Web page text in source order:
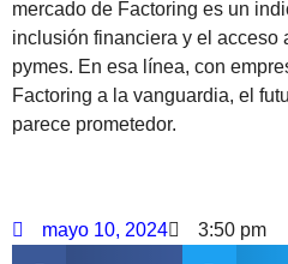
mercado de Factoring es un
inclusión financiera y el acceso
pymes. En esa línea, con
Factoring a la vanguardia, el
parece prometedor.
mayo 10, 2024 3:50 pm